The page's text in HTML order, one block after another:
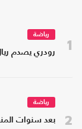
1
رياضة
رودري يصدم
2
رياضة
بعد سنوات